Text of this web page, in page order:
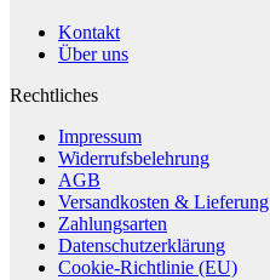
Kontakt
Über uns
Rechtliches
Impressum
Widerrufsbelehrung
AGB
Versandkosten & Lieferung
Zahlungsarten
Datenschutzerklärung
Cookie-Richtlinie (EU)